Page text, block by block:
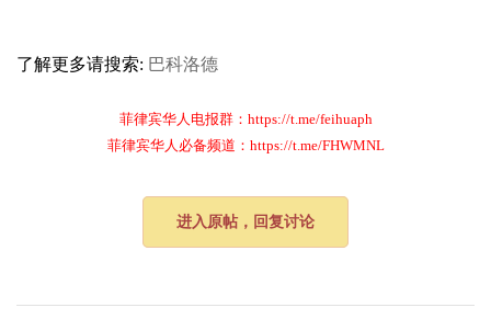
了解更多请搜索: 巴科洛德
菲律宾华人电报群：https://t.me/feihuaph
菲律宾华人必备频道：https://t.me/FHWMNL
进入原帖，回复讨论